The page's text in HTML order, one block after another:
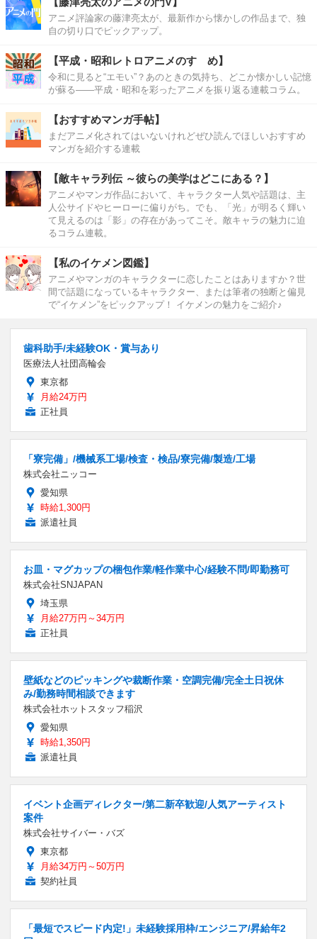
アニメ評論家の藤津亮太が、最新作から懐かしの作品まで、独
自の切り口でピックアップ。
【平成・昭和レトロアニメのすゝめ】
令和に見ると“エモい”？あのときの気持ち、どこか懐かしい記憶
が蘇る――平成・昭和を彩ったアニメを振り返る連載コラム。
【おすすめマンガ手帖】
まだアニメ化されてはいないけれどぜひ読んでほしいおすすめ
マンガを紹介する連載
【敵キャラ列伝 ～彼らの美学はどこにある？】
アニメやマンガ作品において、キャラクター人気や話題は、主
人公サイドやヒーローに偏りがち。でも、「光」が明るく輝い
て見えるのは「影」の存在があってこそ。敵キャラの魅力に迫
るコラム連載。
【私のイケメン図鑑】
アニメやマンガのキャラクターに恋したことはありますか？世
間で話題になっているキャラクター、または筆者の独断と偏見
で“イケメン”をピックアップ！ イケメンの魅力をご紹介♪
歯科助手/未経験OK・賞与あり
医療法人社団高輪会
東京都
月給24万円
正社員
「寮完備」/機械系工場/検査・検品/寮完備/製造/工場
株式会社ニッコー
愛知県
時給1,300円
派遣社員
お皿・マグカップの梱包作業/軽作業中心/経験不問/即勤務可
株式会社SNJAPAN
埼玉県
月給27万円～34万円
正社員
壁紙などのピッキングや裁断作業・空調完備/完全土日祝休
み/勤務時間相談できます
株式会社ホットスタッフ稲沢
愛知県
時給1,350円
派遣社員
イベント企画ディレクター/第二新卒歓迎/人気アーティスト
案件
株式会社サイバー・バズ
東京都
月給34万円～50万円
契約社員
「最短でスピード内定!」未経験採用枠/エンジニア/昇給年2